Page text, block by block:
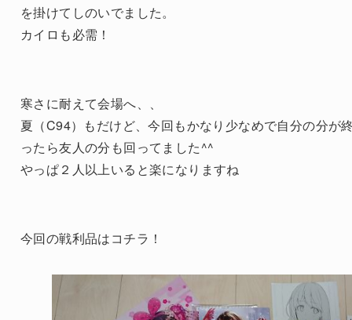
を掛けてしのいでました。
カイロも必需！
寒さに耐えて会場へ、、
夏（C94）もだけど、今回もかなり少なめで自分の分が
ったら友人の分も回ってました^^
やっぱ２人以上いると楽になりますね
今回の戦利品はコチラ！